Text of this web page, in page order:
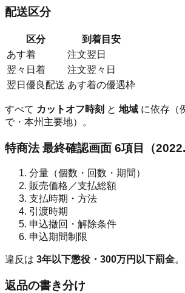
配送区分
区分
到着目安
あす着
注文翌日
翌々日着
注文翌々日
翌日優良配送 あす着の優遇枠
すべて カットオフ時刻 と 地域 に依存（
で・本州主要地）。
特商法 最終確認画面 6項目（
分量（個数・回数・期間）
販売価格／支払総額
支払時期・方法
引渡時期
申込撤回・解除条件
申込期間制限
違反は 3年以下懲役・300万円以下罰金。
返品の書き分け